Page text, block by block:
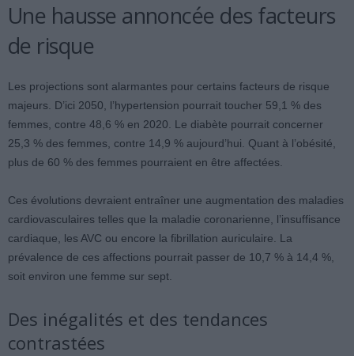
Une hausse annoncée des facteurs
de risque
Les projections sont alarmantes pour certains facteurs de risque
majeurs. D’ici 2050, l’hypertension pourrait toucher 59,1 % des
femmes, contre 48,6 % en 2020. Le diabète pourrait concerner
25,3 % des femmes, contre 14,9 % aujourd’hui. Quant à l’obésité,
plus de 60 % des femmes pourraient en être affectées.
Ces évolutions devraient entraîner une augmentation des maladies
cardiovasculaires telles que la maladie coronarienne, l’insuffisance
cardiaque, les AVC ou encore la fibrillation auriculaire. La
prévalence de ces affections pourrait passer de 10,7 % à 14,4 %,
soit environ une femme sur sept.
Des inégalités et des tendances
contrastées